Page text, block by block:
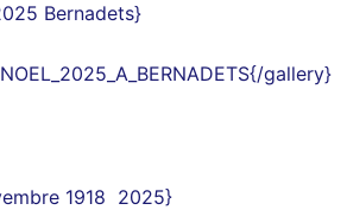
Bernadets}
gallery}
1918 2025}